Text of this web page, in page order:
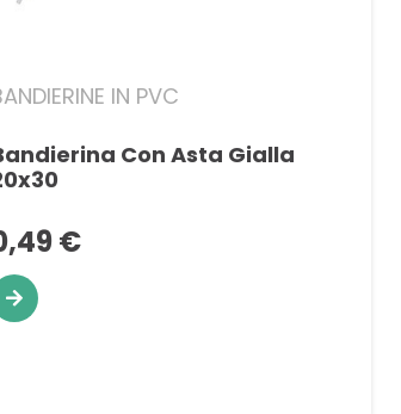
IN PVC
Con Asta Gialla
€